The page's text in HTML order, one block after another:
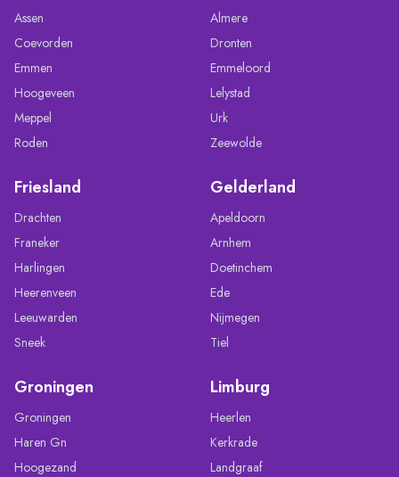
Assen
Coevorden
Emmen
Hoogeveen
Meppel
Roden
Almere
Dronten
Emmeloord
Lelystad
Urk
Zeewolde
Friesland
Drachten
Franeker
Harlingen
Heerenveen
Leeuwarden
Sneek
Gelderland
Apeldoorn
Arnhem
Doetinchem
Ede
Nijmegen
Tiel
Groningen
Groningen
Haren Gn
Hoogezand
Limburg
Heerlen
Kerkrade
Landgraaf